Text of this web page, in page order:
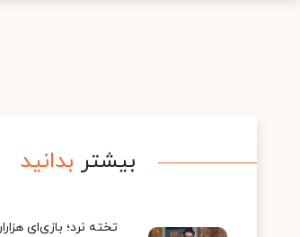
بیشتر بدانید
تخته نرد؛ بازی‌ای